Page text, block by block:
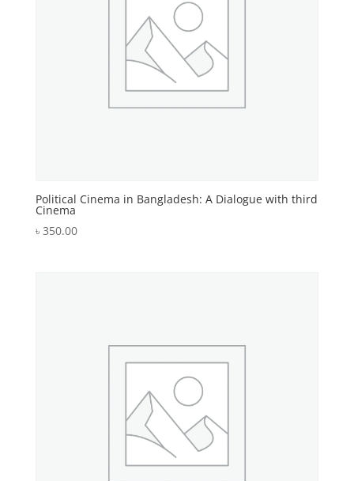
Political Cinema in Bangladesh: A Dialogue with third
Cinema
৳ 350.00